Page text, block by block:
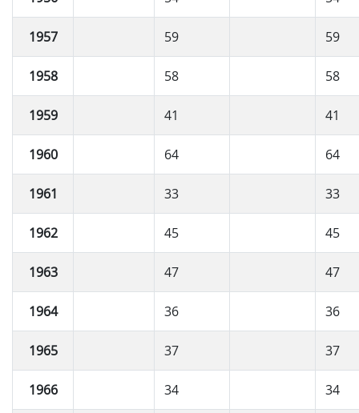
1957 59 59
1958 58 58
1959 41 41
1960 64 64
1961 33 33
1962 45 45
1963 47 47
1964 36 36
1965 37 37
1966 34 34